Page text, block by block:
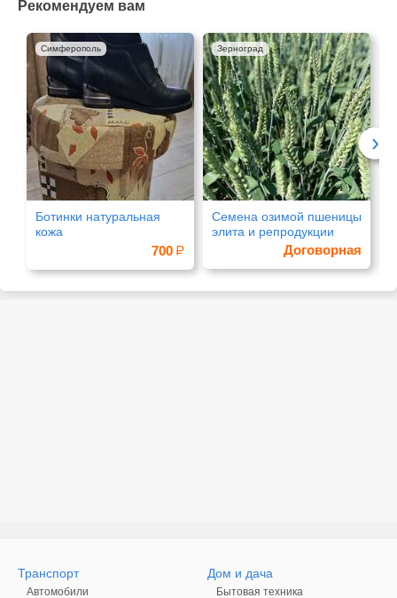
Рекомендуем вам
Ботинки натуральная
кожа
700
Симферополь
Семена озимой пшеницы
элита и репродукции
Договорная
Зерноград
›
Транспорт
Автомобили
Дом и дача
Бытовая техника